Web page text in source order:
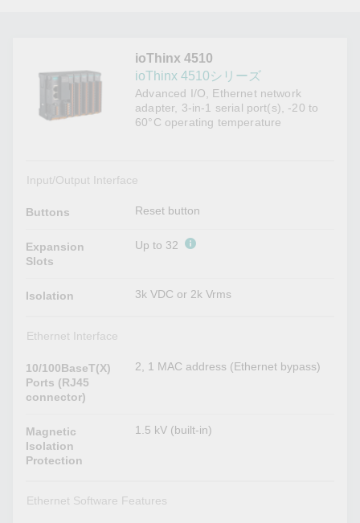
ioThinx 4510
ioThinx 4510シリーズ
Advanced I/O, Ethernet network
adapter, 3-in-1 serial port(s), -20 to
60°C operating temperature
Input/Output Interface
Buttons Reset button
Expansion
Slots
Up to 32
Isolation 3k VDC or 2k Vrms
Ethernet Interface
10/100BaseT(X)
Ports (RJ45
connector)
2, 1 MAC address (Ethernet bypass)
Magnetic
Isolation
Protection
1.5 kV (built-in)
Ethernet Software Features